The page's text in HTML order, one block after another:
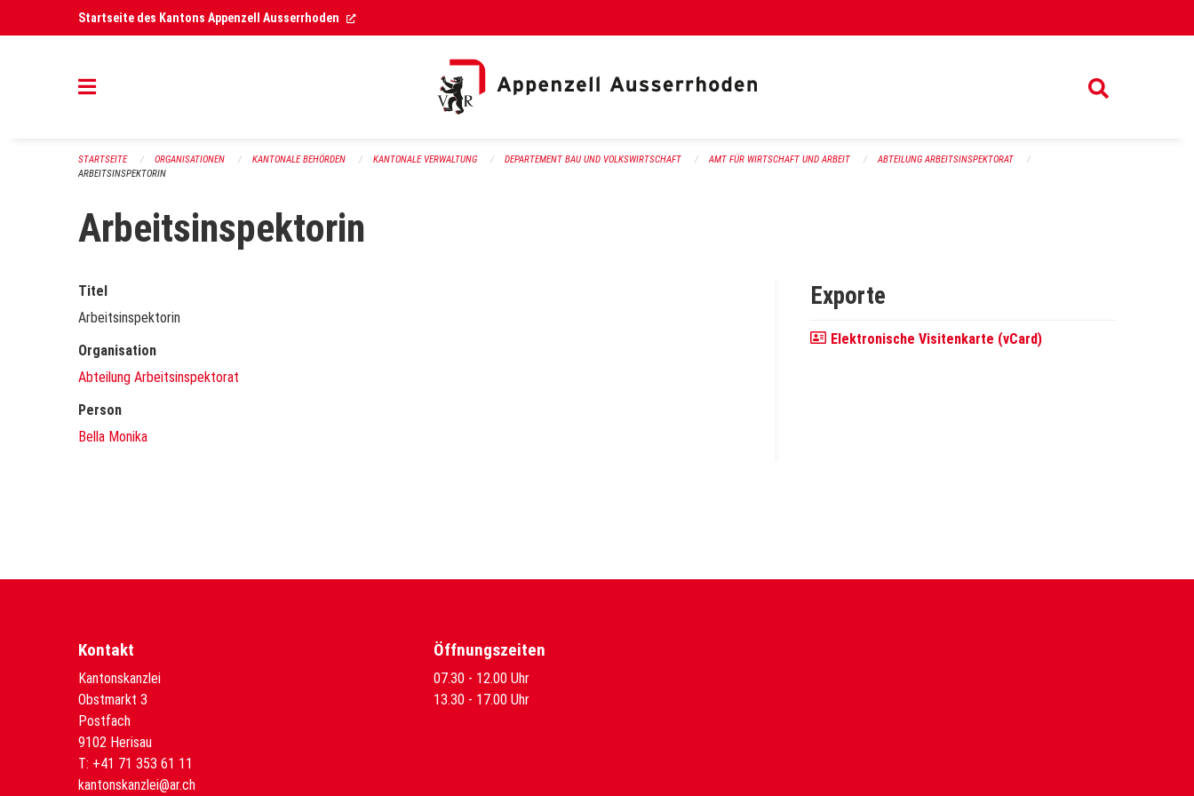
Navigation überspringenStartseite des Kantons Appenzell Ausserrhoden (External Link)
STARTSEITE ORGANISATIONEN KANTONALE BEHÖRDEN KANTONALE VERWALTUNG DEPARTEMENT BAU UND VOLKSWIRTSCHAFT AMT FÜR WIRTSCHAFT UND ARBEIT
ABTEILUNG ARBEITSINSPEKTORAT
ARBEITSINSPEKTORIN
Arbeitsinspektorin
Titel
Arbeitsinspektorin
Organisation
Abteilung Arbeitsinspektorat
Person
Bella Monika
Exporte
Elektronische Visitenkarte (vCard)
Kontakt
Kantonskanzlei
Obstmarkt 3
Postfach
9102 Herisau
T: +41 71 353 61 11
kantonskanzlei@ar.ch
Öffnungszeiten
07.30 - 12.00 Uhr
13.30 - 17.00 Uhr